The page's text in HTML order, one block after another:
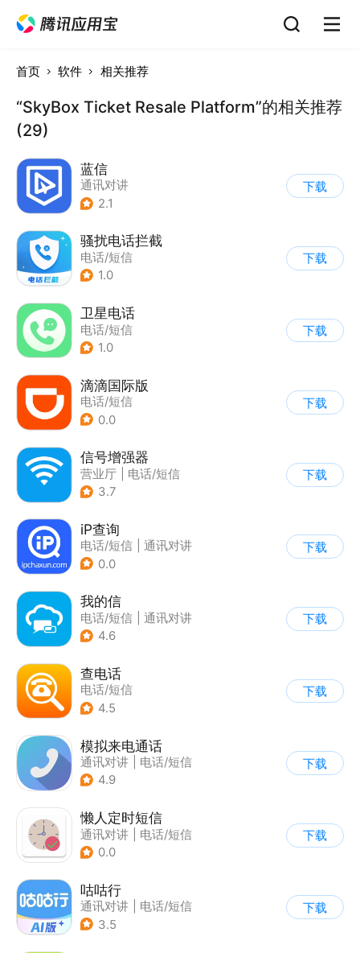
首页 软件 相关推荐
“SkyBox Ticket Resale Platform”的相关推荐
(29)
蓝信
通讯对讲
2.1
下载
骚扰电话拦截
电话/短信
1.0
下载
卫星电话
电话/短信
1.0
下载
滴滴国际版
电话/短信
0.0
下载
信号增强器
营业厅
电话/短信
3.7
下载
iP查询
电话/短信
通讯对讲
0.0
下载
我的信
电话/短信
通讯对讲
4.6
下载
查电话
电话/短信
4.5
下载
模拟来电通话
通讯对讲
电话/短信
4.9
下载
懒人定时短信
通讯对讲
电话/短信
0.0
下载
咕咕行
通讯对讲
电话/短信
3.5
下载